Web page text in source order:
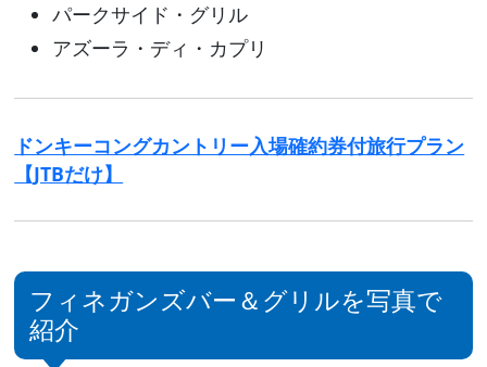
パークサイド・グリル
アズーラ・ディ・カプリ
ドンキーコングカントリー入場確約券付旅行プラン
【JTBだけ】
フィネガンズバー＆グリルを写真で
紹介